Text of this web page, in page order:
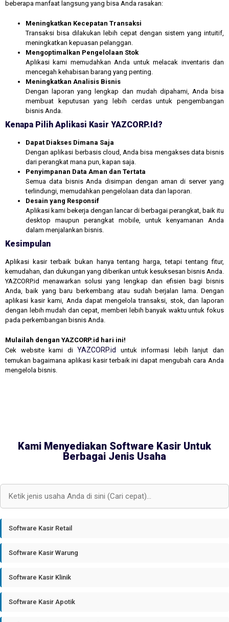
beberapa manfaat langsung yang bisa Anda rasakan:
Meningkatkan Kecepatan Transaksi
Transaksi bisa dilakukan lebih cepat dengan sistem yang intuitif,
meningkatkan kepuasan pelanggan.
Mengoptimalkan Pengelolaan Stok
Aplikasi kami memudahkan Anda untuk melacak inventaris dan
mencegah kehabisan barang yang penting.
Meningkatkan Analisis Bisnis
Dengan laporan yang lengkap dan mudah dipahami, Anda bisa
membuat keputusan yang lebih cerdas untuk pengembangan
bisnis Anda.
Kenapa Pilih Aplikasi Kasir YAZCORP.id?
Dapat Diakses Dimana Saja
Dengan aplikasi berbasis cloud, Anda bisa mengakses data bisnis
dari perangkat mana pun, kapan saja.
Penyimpanan Data Aman dan Tertata
Semua data bisnis Anda disimpan dengan aman di server yang
terlindungi, memudahkan pengelolaan data dan laporan.
Desain yang Responsif
Aplikasi kami bekerja dengan lancar di berbagai perangkat, baik itu
desktop maupun perangkat mobile, untuk kenyamanan Anda
dalam menjalankan bisnis.
Kesimpulan
Aplikasi kasir terbaik bukan hanya tentang harga, tetapi tentang fitur,
kemudahan, dan dukungan yang diberikan untuk kesuksesan bisnis Anda.
YAZCORP.id menawarkan solusi yang lengkap dan efisien bagi bisnis
Anda, baik yang baru berkembang atau sudah berjalan lama. Dengan
aplikasi kasir kami, Anda dapat mengelola transaksi, stok, dan laporan
dengan lebih mudah dan cepat, memberi lebih banyak waktu untuk fokus
pada perkembangan bisnis Anda.
Mulailah dengan YAZCORP.id hari ini!
Cek website kami di YAZCORP.id
untuk informasi lebih lanjut dan
temukan bagaimana aplikasi kasir terbaik ini dapat mengubah cara Anda
mengelola bisnis.
Kami Menyediakan Software Kasir Untuk
Berbagai Jenis Usaha
Software Kasir Retail
Software Kasir Warung
Software Kasir Klinik
Software Kasir Apotik